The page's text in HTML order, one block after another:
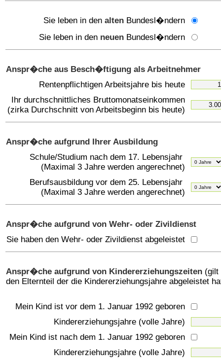
Sie leben in den alten Bundesl�ndern
Sie leben in den neuen Bundesl�ndern
Anspr�che aus Besch�ftigung als Arbeitnehmer
Rentenpflichtigen Arbeitsjahre bis heute
Ihr durchschnittliches Bruttomonatseinkommen
(zirka Durchschnitt von Arbeitsbeginn bis heute)
Anspr�che aufgrund Ihrer Ausbildung
Schule/Studium nach dem 17. Lebensjahr
(Maximal 3 Jahre werden angerechnet)
Berufsausbildung vor dem 25. Lebensjahr
(Maximal 3 Jahre werden angerechnet)
Anspr�che aufgrund von Wehr- oder Zivildienst
Sie haben den Wehr- oder Zivildienst abgeleistet
Anspr�che aufgrund von Kindererziehungszeiten
den Elternteil der die Kindererziehungsjahre abgeleistet
Mein Kind ist vor dem 1. Januar 1992 geboren
Kindererziehungsjahre (volle Jahre)
Mein Kind ist nach dem 1. Januar 1992 geboren
Kindererziehungsjahre (volle Jahre)